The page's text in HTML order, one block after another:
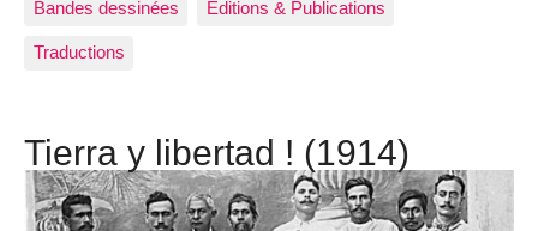
Bandes dessinées Editions & Publications
Traductions
Tierra y libertad ! (1914)